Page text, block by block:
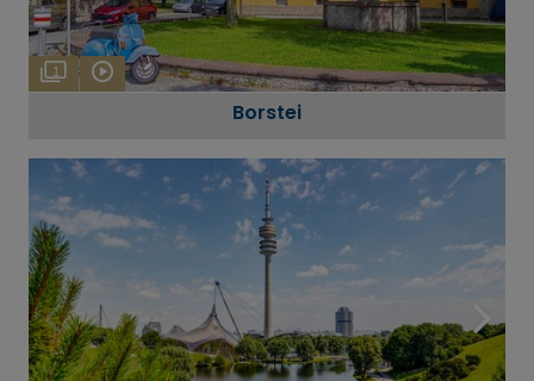
1
Borstei